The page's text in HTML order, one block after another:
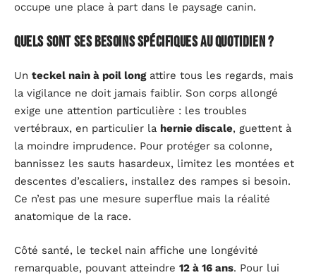
occupe une place à part dans le paysage canin.
Quels sont ses besoins spécifiques au quotidien ?
Un teckel nain à poil longattire tous les regards, mais
la vigilance ne doit jamais faiblir. Son corps allongé
exige une attention particulière : les troubles
vertébraux, en particulier la hernie discale, guettent à
la moindre imprudence. Pour protéger sa colonne,
bannissez les sauts hasardeux, limitez les montées et
descentes d’escaliers, installez des rampes si besoin.
Ce n’est pas une mesure superflue mais la réalité
anatomique de la race.
Côté santé, le teckel nain affiche une longévité
remarquable, pouvant atteindre 12 à 16 ans. Pour lui